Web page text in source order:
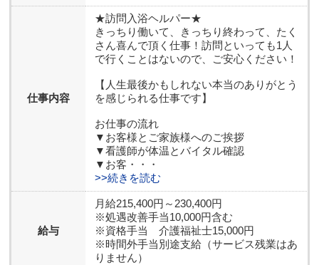
仕事内容
★訪問入浴ヘルパー★
きっちり働いて、きっちり終わって、たく
さん喜んで頂く仕事！訪問といっても1人
で行くことはないので、ご安心ください！
【人生最後かもしれない本当のありがとう
を感じられる仕事です】
お仕事の流れ
▼お客様とご家族様へのご挨拶
▼看護師が体温とバイタル確認
▼お客・・・
>>続きを読む
給与
月給215,400円～230,400円
※処遇改善手当10,000円含む
※資格手当 介護福祉士15,000円
※時間外手当別途支給（サービス残業はあ
りません）